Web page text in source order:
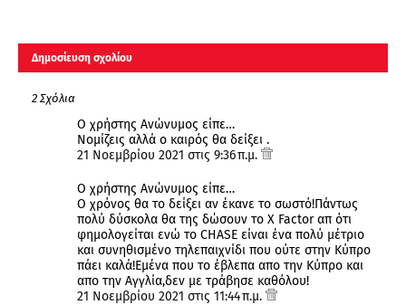
Δημοσίευση σχολίου
2 Σχόλια
Ο χρήστης Ανώνυμος είπε…
Νομίζεις αλλά ο καιρός θα δείξει .
21 Νοεμβρίου 2021 στις 9:36 π.μ.
Ο χρήστης Ανώνυμος είπε…
Ο χρόνος θα το δείξει αν έκανε το σωστό!Πάντως
πολύ δύσκολα θα της δώσουν το Χ Factor απ ότι
φημολογείται ενώ το CHASE είναι ένα πολύ μέτριο
και συνηθισμένο τηλεπαιχνίδι που ούτε στην Κύπρο
πάει καλά!Εμένα που το έβλεπα απο την Κύπρο και
απο την Αγγλία,δεν με τράβησε καθόλου!
21 Νοεμβρίου 2021 στις 11:44 π.μ.